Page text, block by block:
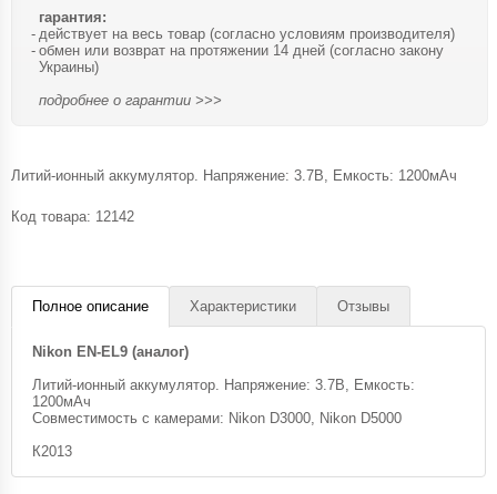
гарантия:
действует на весь товар (согласно условиям производителя)
обмен или возврат на протяжении 14 дней (согласно закону
Украины)
подробнее о гарантии >>>
Литий-ионный аккумулятор. Напряжение: 3.7В, Емкость: 1200мАч
Код товара: 12142
Полное описание Характеристики Отзывы
Nikon EN-EL9 (аналог)
Литий-ионный аккумулятор. Напряжение: 3.7В, Емкость:
1200мАч
Совместимость с камерами: Nikon D3000, Nikon D5000
К2013